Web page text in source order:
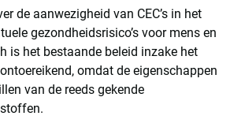
de aanwezigheid van CEC’s in het
gezondheidsrisico’s voor mens en
is het bestaande beleid inzake het
omdat de eigenschappen
van de reeds gekende